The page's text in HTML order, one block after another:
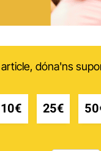
dóna'ns
10€ 25€